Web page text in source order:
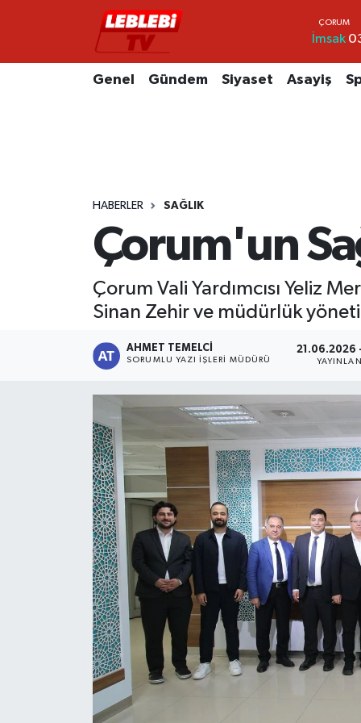
İmsak
Genel Gündem Siyaset Asayiş
HABERLER SAĞLIK
Çorum'un
Çorum Vali Yardımcısı Yeliz
Sinan Zehir ve müdürlük
AHMET TEMELCI
SORUMLU YAZI İŞLERI MÜDÜRÜ
21.06.2026
Hava Durumu
Tüm Manşetler
Son Dakika Haberleri
Haber Arşivi